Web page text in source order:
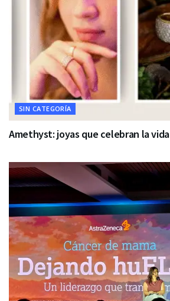
SIN CATEGORÍA
Amethyst: joyas que celebran la vida